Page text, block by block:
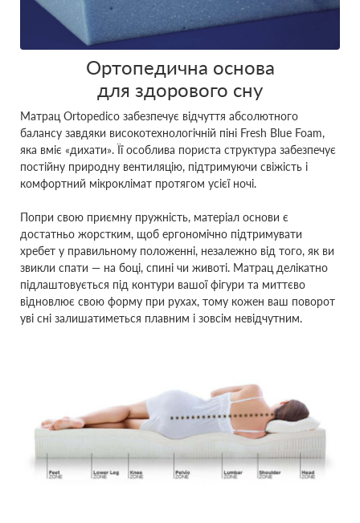
Ортопедична основа
для здорового сну
Матрац Ortopedico забезпечує відчуття абсолютного
балансу завдяки високотехнологічній піні Fresh Blue Foam,
яка вміє «дихати». Її особлива пориста структура забезпечує
постійну природну вентиляцію, підтримуючи свіжість і
комфортний мікроклімат протягом усієї ночі.
Попри свою приємну пружність, матеріал основи є
достатньо жорстким, щоб ергономічно підтримувати
хребет у правильному положенні, незалежно від того, як ви
звикли спати — на боці, спині чи животі. Матрац делікатно
підлаштовується під контури вашої фігури та миттєво
відновлює свою форму при рухах, тому кожен ваш поворот
уві сні залишатиметься плавним і зовсім невідчутним.